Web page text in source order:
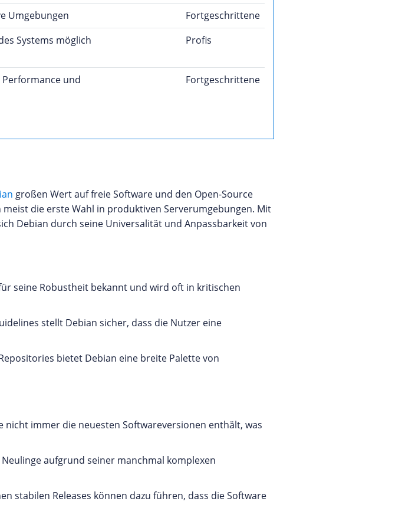
Umgebungen
Fortgeschrittene
Systems möglich Profis
Performance und
Fortgeschrittene
großen Wert auf freie Software und den Open-Source
die erste Wahl in produktiven Serverumgebungen. Mit
Debian durch seine Universalität und Anpassbarkeit von
seine Robustheit bekannt und wird oft in kritischen
stellt Debian sicher, dass die Nutzer eine
bietet Debian eine breite Palette von
immer die neuesten Softwareversionen enthält, was
aufgrund seiner manchmal komplexen
stabilen Releases können dazu führen, dass die Software